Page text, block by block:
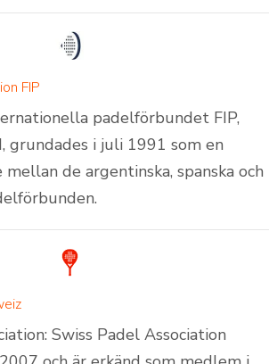
FIP
padelförbundet FIP,
grundades i juli 1991 som en
de argentinska, spanska och
Swiss Padel Association